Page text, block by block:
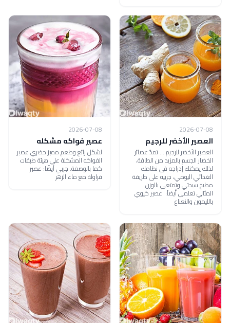
2026-07-08
العصير الأخضر للرجيم
العصير الأخضر للرجيم ... تمدّ عصائر
الخضار الجسم بالمزيد من الطاقة،
لذلك يمكنك إدراجه في نظامك
الغذائي اليومي، جربيه على طريقة
مطبخ سيدتي وتمتعي بالوزن
المثالي تعلمي أيضاً: عصير كيوي
بالليمون والنعناع
2026-07-08
عصير فواكه مشكله
لشكل رائع وطعم مميز حضري عصير
الفواكه المشكلة علي هيئة طبقات
كما بالوصفة. جربي أيضًا: عصير
فراولة مع ماء الزهر